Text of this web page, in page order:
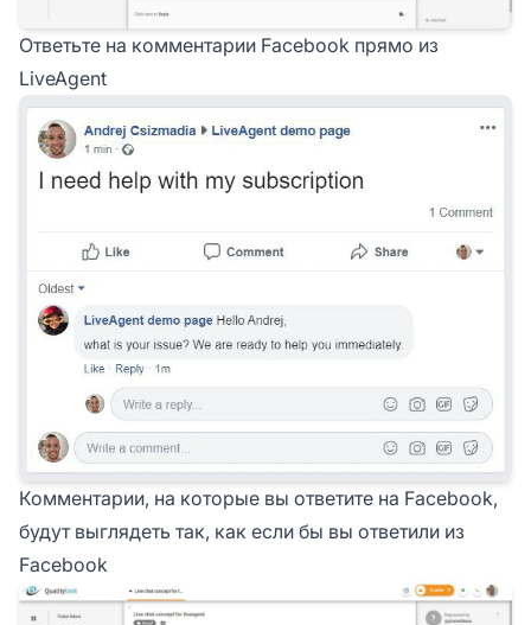
Ответьте на комментарии Facebook прямо из
LiveAgent
Комментарии, на которые вы ответите на Facebook,
будут выглядеть так, как если бы вы ответили из
Facebook